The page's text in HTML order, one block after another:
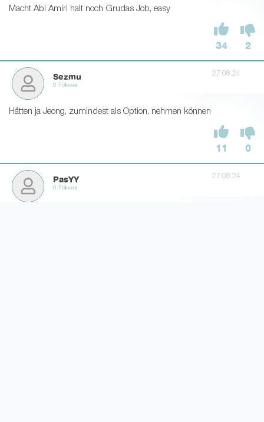
Macht Abi Amiri halt noch Grudas Job, easy
34 2
Sezmu
0 Follower
27.08.24
Hätten ja Jeong, zumindest als Option, nehmen können
11 0
PasYY
0 Follower
27.08.24